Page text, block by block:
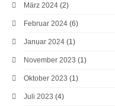
März 2024 (2)
Februar 2024 (6)
Januar 2024 (1)
November 2023 (1)
Oktober 2023 (1)
Juli 2023 (4)